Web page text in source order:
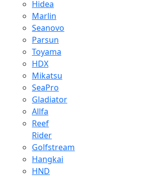
Hidea
Marlin
Seanovo
Parsun
Toyama
HDX
Mikatsu
SeaPro
Gladiator
Allfa
Reef
Rider
Golfstream
Hangkai
HND